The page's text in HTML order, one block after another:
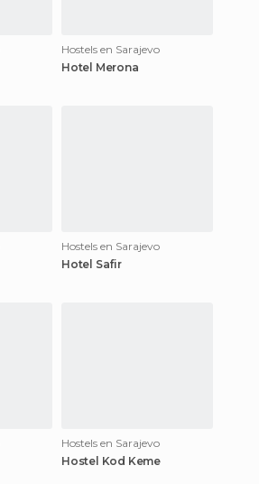
Hostels en Sarajevo
Hotel Merona
Hostels en Sarajevo
Hotel Safir
Hostels en Sarajevo
Hostel Kod Keme